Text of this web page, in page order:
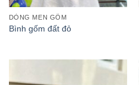
DÒNG MEN GỐM
Bình gốm đất đỏ